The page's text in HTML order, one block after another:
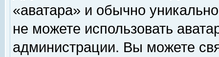
«аватара» и обычно
не можете использовать
администрации. Вы можете